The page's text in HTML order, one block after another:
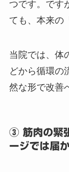
つです。です
ても、本来の
当院では、体
どから循環の
然な形で改善
③ 筋肉の緊
ージでは届